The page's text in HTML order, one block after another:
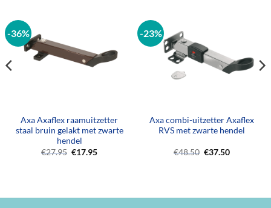
-36%
Axa Axaflex raamuitzetter
staal bruin gelakt met zwarte
hendel
€27.95 Oorspronkelijke
€17.95Huidige
-23%
Axa combi-uitzetter Axaflex
RVS met zwarte hendel
€48.50 Oorspronkelijke
€37.50Huidige